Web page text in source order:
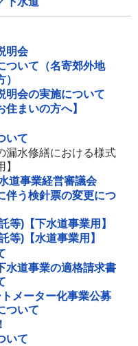
明会
ついて（名寄郊外地
明会の実施について
まいの方へ】
いて
漏水修繕における様式
道事業経営審議会
伴う検針票の変更につ
等)【下水道事業用】
等)【水道事業用】
道事業の適格請求書
メーター化事業公募
ついて
いて